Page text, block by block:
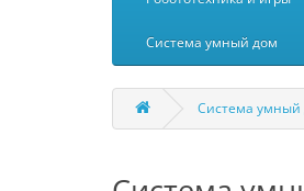
Система умный дом
Система умный